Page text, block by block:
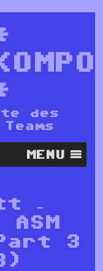
des
MENU
–
3